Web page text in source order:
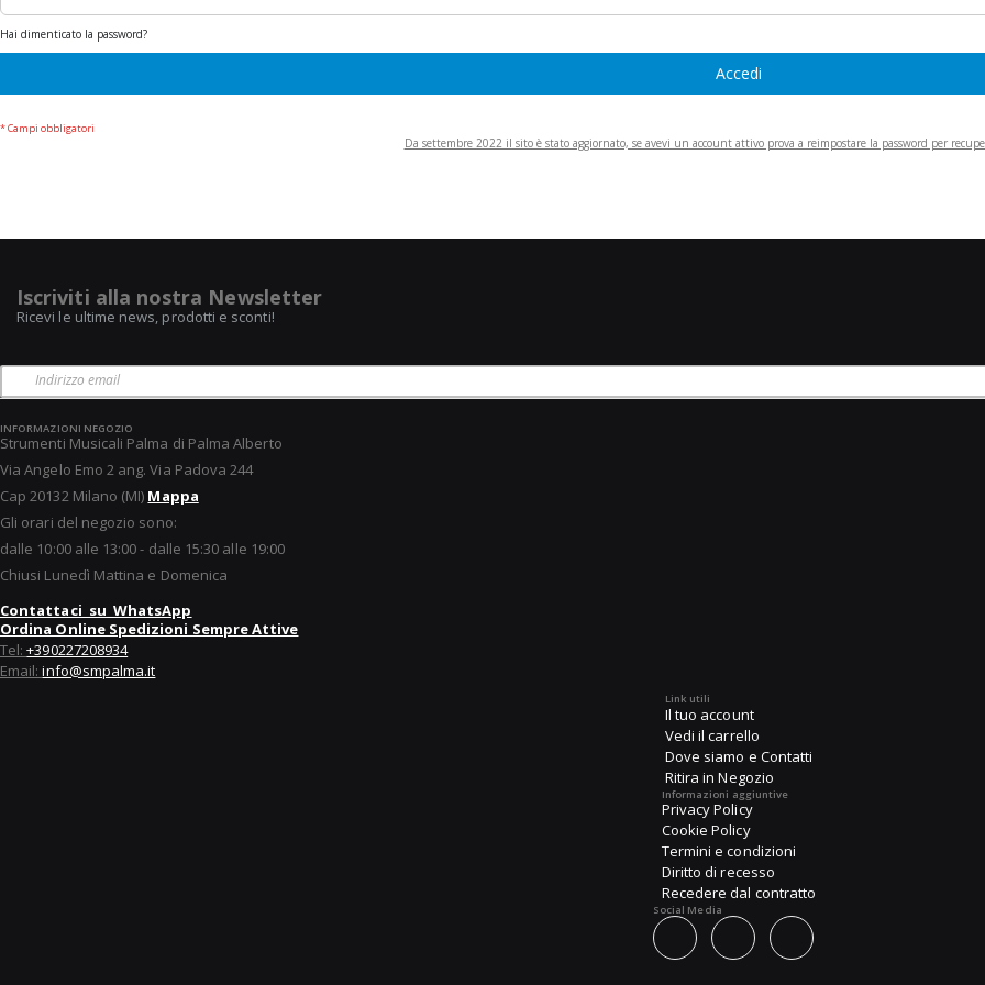
Hai dimenticato la password?
Accedi
Da settembre 2022 il sito è stato aggiornato, se avevi un account attivo prova a reimpostare la password per
Iscriviti alla nostra Newsletter
Ricevi le ultime news, prodotti e sconti!
INFORMAZIONI NEGOZIO
Strumenti Musicali Palma di Palma Alberto
Via Angelo Emo 2 ang. Via Padova 244
Cap 20132 Milano (MI) Mappa
Gli orari del negozio sono:
dalle 10:00 alle 13:00 - dalle 15:30 alle 19:00
Chiusi Lunedì Mattina e Domenica
Contattaci su WhatsApp
Ordina Online Spedizioni Sempre Attive
Tel:+390227208934
Email:info@smpalma.it
Link utili
Il tuo account
Vedi il carrello
Dove siamo e Contatti
Ritira in Negozio
Informazioni aggiuntive
Privacy Policy
Cookie Policy
Termini e condizioni
Diritto di recesso
Recedere dal contratto
Social Media